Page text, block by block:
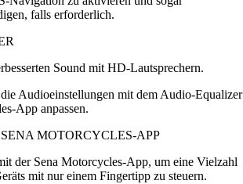
falls erforderlich.
Sound mit HD-Lautsprechern.
Audioeinstellungen mit dem Audio-Equalizer
App anpassen.
MOTORCYCLES-APP
der Sena Motorcycles-App, um eine Vielzahl
mit nur einem Fingertipp zu steuern.